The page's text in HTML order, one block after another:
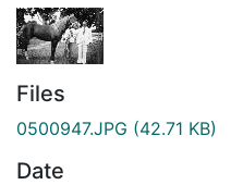
Files
0500947.JPG (42.71 KB)
Date